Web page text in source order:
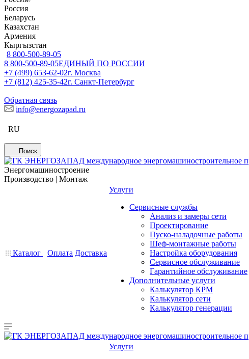
Россия
Беларусь
Казахстан
Армения
Кыргызстан
8 800-500-89-05
8 800-500-89-05ЕДИНЫЙ ПО РОССИИ
+7 (499) 653-62-02г. Москва
+7 (812) 425-35-42г. Санкт-Петербург
Обратная связь
info@energozapad.ru
RU
Поиск
Энергомашиностроение
Производство | Монтаж
Каталог Оплата Доставка
Услуги
Сервисные службы
Анализ и замеры сети
Проектирование
Пуско-наладочные работы
Шеф-монтажные работы
Настройка оборудования
Сервисное обслуживание
Гарантийное обслуживание
Дополнительные услуги
Калькулятор КРМ
Калькулятор сети
Калькулятор генерации
Услуги